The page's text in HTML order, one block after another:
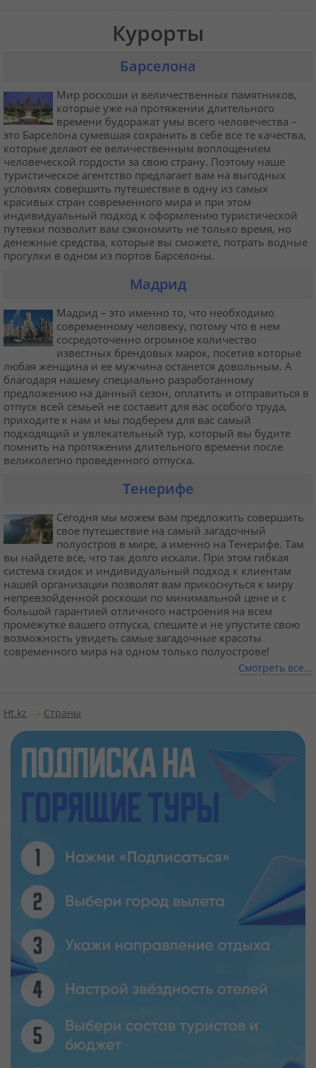
Курорты
Барселона
Мир роскоши и величественных памятников,
которые уже на протяжении длительного
времени будоражат умы всего человечества –
это Барселона сумевшая сохранить в себе все те качества,
которые делают ее величественным воплощением
человеческой гордости за свою страну. Поэтому наше
туристическое агентство предлагает вам на выгодных
условиях совершить путешествие в одну из самых
красивых стран современного мира и при этом
индивидуальный подход к оформлению туристической
путевки позволит вам сэкономить не только время, но
денежные средства, которые вы сможете, потрать водные
прогулки в одном из портов Барселоны.
Мадрид
Мадрид – это именно то, что необходимо
современному человеку, потому что в нем
сосредоточенно огромное количество
известных брендовых марок, посетив которые
любая женщина и ее мужчина останется довольным. А
благодаря нашему специально разработанному
предложению на данный сезон, оплатить и отправиться в
отпуск всей семьей не составит для вас особого труда,
приходите к нам и мы подберем для вас самый
подходящий и увлекательный тур, который вы будите
помнить на протяжении длительного времени после
великолепно проведенного отпуска.
Тенерифе
Сегодня мы можем вам предложить совершить
свое путешествие на самый загадочный
полуостров в мире, а именно на Тенерифе. Там
вы найдете все, что так долго искали. При этом гибкая
система скидок и индивидуальный подход к клиентам
нашей организации позволят вам прикоснуться к миру
непревзойденной роскоши по минимальной цене и с
большой гарантией отличного настроения на всем
промежутке вашего отпуска, спешите и не упустите свою
возможность увидеть самые загадочные красоты
современного мира на одном только полуострове!
Смотреть все...
Ht.kz Страны